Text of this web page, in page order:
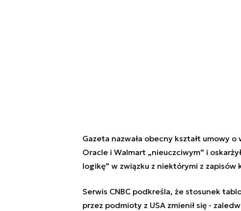
Gazeta nazwała obecny kształt umowy
Oracle i Walmart „nieuczciwym” i
logikę” w związku z niektórymi z zapisów
Serwis CNBC podkreśla, że stosunek
przez podmioty z USA zmienił się -